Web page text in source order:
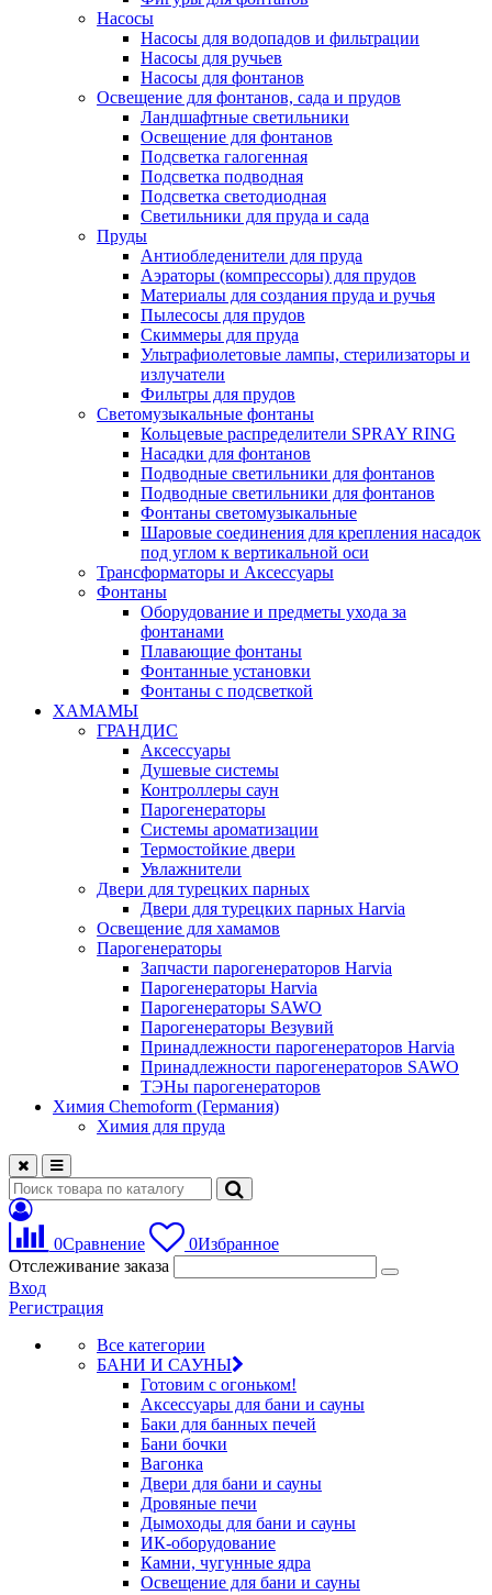
Насосы
Насосы для водопадов и фильтрации
Насосы для ручьев
Насосы для фонтанов
Освещение для фонтанов, сада и прудов
Ландшафтные светильники
Освещение для фонтанов
Подсветка галогенная
Подсветка подводная
Подсветка светодиодная
Светильники для пруда и сада
Пруды
Антиобледенители для пруда
Аэраторы (компрессоры) для прудов
Материалы для создания пруда и ручья
Пылесосы для прудов
Скиммеры для пруда
Ультрафиолетовые лампы, стерилизаторы и
излучатели
Фильтры для прудов
Светомузыкальные фонтаны
Кольцевые распределители SPRAY RING
Насадки для фонтанов
Подводные светильники для фонтанов
Подводные светильники для фонтанов
Фонтаны светомузыкальные
Шаровые соединения для крепления насадок
под углом к вертикальной оси
Трансформаторы и Аксессуары
Фонтаны
Оборудование и предметы ухода за
фонтанами
Плавающие фонтаны
Фонтанные установки
Фонтаны с подсветкой
ХАМАМЫ
ГРАНДИС
Аксессуары
Душевые системы
Контроллеры саун
Парогенераторы
Системы ароматизации
Термостойкие двери
Увлажнители
Двери для турецких парных
Двери для турецких парных Harvia
Освещение для хамамов
Парогенераторы
Запчасти парогенераторов Harvia
Парогенераторы Harvia
Парогенераторы SAWO
Парогенераторы Везувий
Принадлежности парогенераторов Harvia
Принадлежности парогенераторов SAWO
ТЭНы парогенераторов
Химия Chemoform (Германия)
Химия для пруда
0Сравнение 0Избранное
Отслеживание заказа
Вход
Регистрация
Все категории
БАНИ И САУНЫ
Готовим с огоньком!
Аксессуары для бани и сауны
Баки для банных печей
Бани бочки
Вагонка
Двери для бани и сауны
Дровяные печи
Дымоходы для бани и сауны
ИК-оборудование
Камни, чугунные ядра
Освещение для бани и сауны